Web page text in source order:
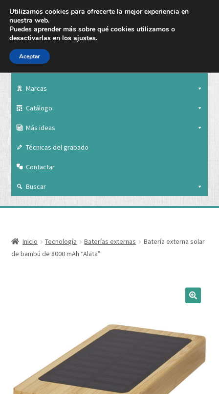
Marcas
Catálogo
Más ideas
Técnicas del grabado
Contactar
Buscar
Nuestra empresa
el
hijo
Inicio Tecnología Baterías externas
Batería externa solar
de bambú de 8000 mAh “Alata”
Utilizamos cookies para ofrecerte la mejor experiencia en
nuestra web.
Puedes aprender más sobre qué cookies utilizamos o
desactivarlas en los ajustes.
Aceptar